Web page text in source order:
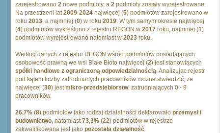
zarejestrowano 2 nowe podmioty, a 2 podmioty zostały wyrejestrowane.
Na przestrzeni lat2009-2024 najwięcej (5) podmiotów zarejestrowano w
roku 2013, a najmniej (0) w roku 2019. W tym samym okresie najwięcej
(4) podmiotów wykreślono z rejestru REGON w 2017 roku, najmniej (1)
podmiotów wyrejestrowano natomiast w 2023 roku.
Według danych z rejestru REGON wśród podmiotów posiadających
osobowość prawną we wsi Białe Błoto najwięcej (2) jest stanowiących
spółki handlowe z ograniczoną odpowiedzialnością. Analizując rejestr
pod kątem liczby zatrudnionych pracowników można stwierdzić, że
najwięcej (30) jestmikro-przedsiębiorstw, zatrudniających 0 - 9
pracowników.
26,7% (8) podmiotów jako rodzaj działalności deklarowało przemysł i
budownictwo, natomiast73,3% (22) podmiotów w rejestrze
zakwalifikowana jest jako pozostała działalność.